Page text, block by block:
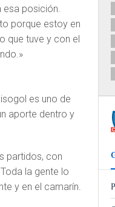
esa posición.
porque estoy en
que tuve y con el
es uno de
aporte dentro y
partidos, con
la gente lo
y en el camarín.